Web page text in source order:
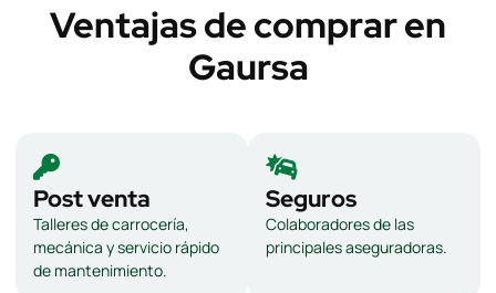
Ventajas de comprar en
Gaursa
Post venta
Talleres de carrocería,
mecánica y servicio rápido
de mantenimiento.
Seguros
Colaboradores de las
principales aseguradoras.